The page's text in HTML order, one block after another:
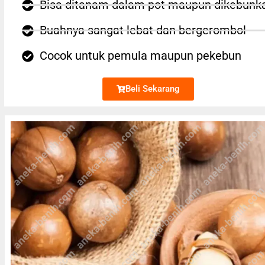
Bisa ditanam dalam pot maupun
Buahnya sangat lebat dan bergerombol
Cocok untuk pemula maupun pekebun
Beli Sekarang